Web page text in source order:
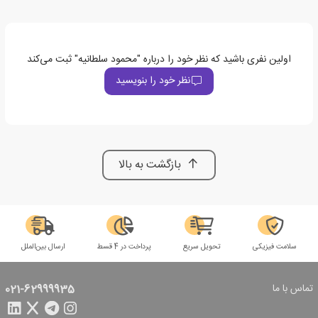
اولین نفری باشید که نظر خود را درباره "محمود سلطانیه" ثبت می‌کند
نظر خود را بنویسید
بازگشت به بالا
سلامت فیزیکی تحویل سریع پرداخت در 4 قسط ارسال بین‌الملل
تماس با ما 021-62999935